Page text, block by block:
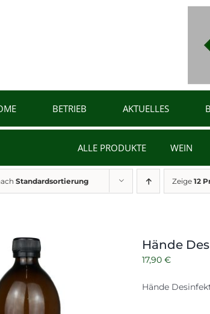
BETRIEB AKTUELLES
ALLE PRODUKTE WEIN
Standardsortierung Zeige 12
Hände
17,90 €
Hände